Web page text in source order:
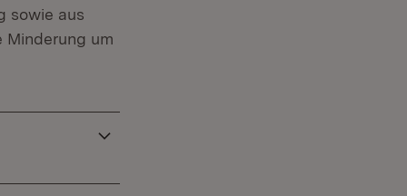
sowie aus
Minderung um